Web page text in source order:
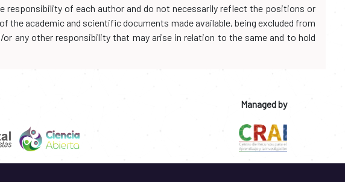
responsibility of each author and do not necessarily reflect the positions or
academic and scientific documents made available, being excluded from
any other responsibility that may arise in relation to the same and to hold
Managed by